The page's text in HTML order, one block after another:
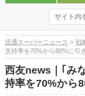
流通スーパーニュース > 戦
支持率を70%から80%に引
西友news｜｢み
持率を70%から